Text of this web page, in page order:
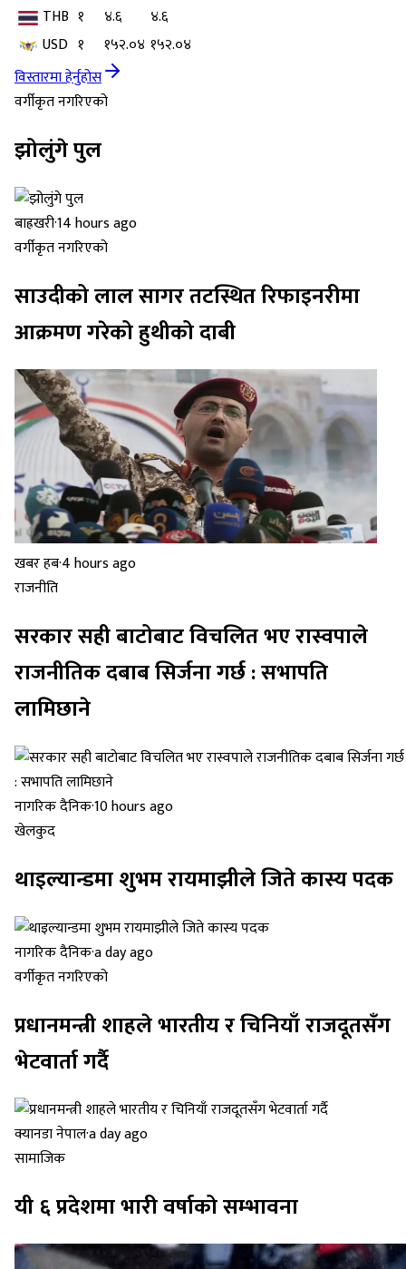
THB १ ४.६
४.६
USD १ १५२.०४ १५२.०४
विस्तारमा हेर्नुहोस
वर्गीकृत नगरिएको
झोलुंगे पुल
बाह्रखरी·14 hours ago
वर्गीकृत नगरिएको
साउदीको लाल सागर तटस्थित रिफाइनरीमा
आक्रमण गरेको हुथीको दाबी
खबर हब·4 hours ago
राजनीति
सरकार सही बाटोबाट विचलित भए रास्वपाले
राजनीतिक दबाब सिर्जना गर्छ : सभापति
लामिछाने
नागरिक दैनिक·10 hours ago
खेलकुद
थाइल्यान्डमा शुभम रायमाझीले जिते कास्य पदक
नागरिक दैनिक·a day ago
वर्गीकृत नगरिएको
प्रधानमन्त्री शाहले भारतीय र चिनियाँ राजदूतसँग
भेटवार्ता गर्दै
क्यानडा नेपाल·a day ago
सामाजिक
यी ६ प्रदेशमा भारी वर्षाको सम्भावना